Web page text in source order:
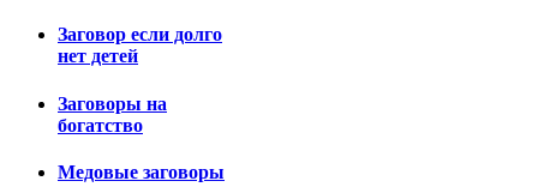
Заговор если долго
нет детей
Заговоры на
богатство
Медовые заговоры